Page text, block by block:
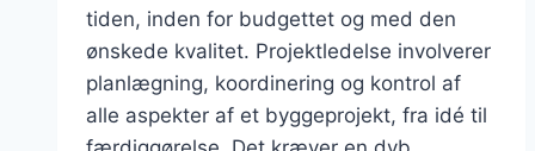
tiden, inden for budgettet og med den
ønskede kvalitet. Projektledelse involverer
planlægning, koordinering og kontrol af
alle aspekter af et byggeprojekt, fra idé til